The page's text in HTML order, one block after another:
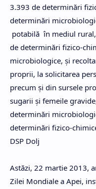
3.393 de determinări
determinări
potabilă în mediul
de determinări fizico-
microbiologice, şi
proprii, la solicitarea
precum şi din sursele
sugarii şi femeile
determinări
determinări fizico-
DSP Dolj
Astăzi, 22 martie 2013,
Zilei Mondiale a Apei,